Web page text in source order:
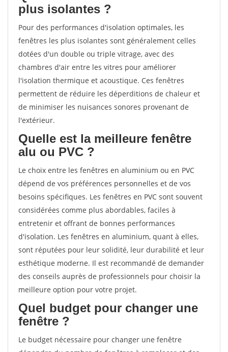
plus isolantes ?
Pour des performances d'isolation optimales, les
fenêtres les plus isolantes sont généralement celles
dotées d'un double ou triple vitrage, avec des
chambres d'air entre les vitres pour améliorer
l'isolation thermique et acoustique. Ces fenêtres
permettent de réduire les déperditions de chaleur et
de minimiser les nuisances sonores provenant de
l'extérieur.
Quelle est la meilleure fenêtre
alu ou PVC ?
Le choix entre les fenêtres en aluminium ou en PVC
dépend de vos préférences personnelles et de vos
besoins spécifiques. Les fenêtres en PVC sont souvent
considérées comme plus abordables, faciles à
entretenir et offrant de bonnes performances
d'isolation. Les fenêtres en aluminium, quant à elles,
sont réputées pour leur solidité, leur durabilité et leur
esthétique moderne. Il est recommandé de demander
des conseils auprès de professionnels pour choisir la
meilleure option pour votre projet.
Quel budget pour changer une
fenêtre ?
Le budget nécessaire pour changer une fenêtre